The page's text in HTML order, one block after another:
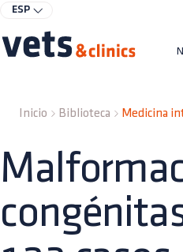
ESP
Inicio Biblioteca Medicina